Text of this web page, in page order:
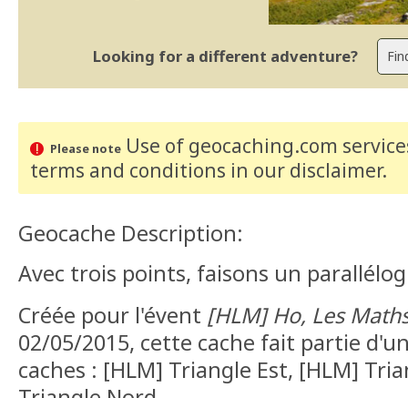
Looking for a different adventure?
Please noteUse of geocaching.com
terms and conditions in our disclaimer.
Geocache Description:
Avec trois points, faisons un
Créée pour l'évent [HLM] Ho, Les
02/05/2015, cette cache fait partie
caches : [HLM] Triangle Est, [HLM]